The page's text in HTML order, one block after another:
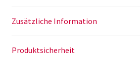
w461
Zusätzliche Information
Produktsicherheit